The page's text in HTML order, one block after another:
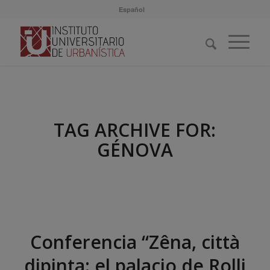
Español
TAG ARCHIVE FOR:
GÉNOVA
Conferencia “Zêna, città